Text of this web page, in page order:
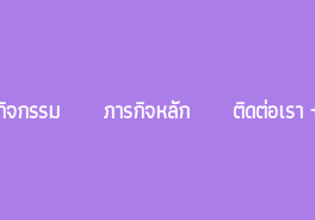
จกรรม ภารกิจหลัก ติดต่อเรา